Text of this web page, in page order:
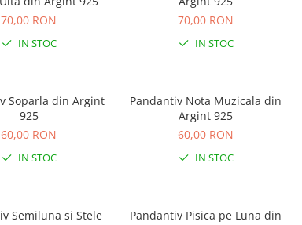
70,00 RON
IN STOC
70,00 RON
IN STOC
Soparla din Argint
925
60,00 RON
IN STOC
Pandantiv Nota Muzicala din
Argint 925
60,00 RON
IN STOC
Semiluna si Stele
Pandantiv Pisica pe Luna din